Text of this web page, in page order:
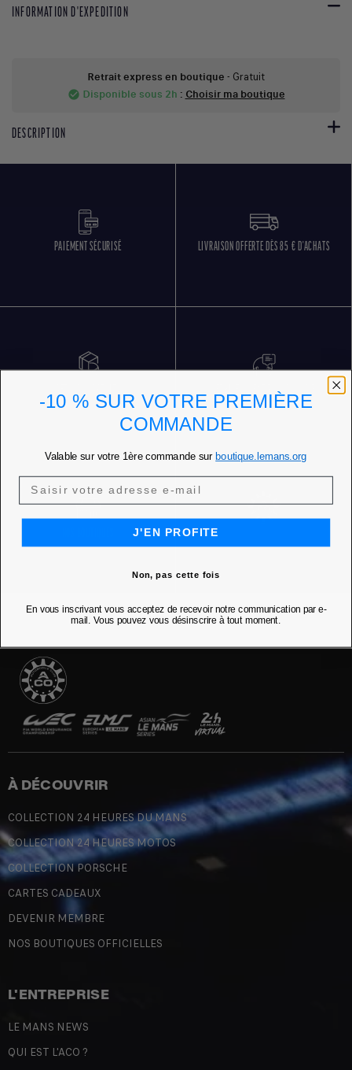
INFORMATION D'EXPEDITION
Retrait express en boutique - Gratuit
check_circle Disponible sous 2h : Choisir ma boutique
DESCRIPTION
PAIEMENT SÉCURISÉ LIVRAISON OFFERTE DÈS 85 € D'ACHATS
SERVICE CLIENT 5 JOURS SUR 7
À DÉCOUVRIR
COLLECTION 24 HEURES DU MANS
COLLECTION 24 HEURES MOTOS
COLLECTION PORSCHE
CARTES CADEAUX
DEVENIR MEMBRE
NOS BOUTIQUES OFFICIELLES
L'ENTREPRISE
LE MANS NEWS
QUI EST L'ACO ?
-10 % SUR VOTRE PREMIÈRE
COMMANDE
Valable sur votre 1ère commande sur boutique.lemans.org
J'EN PROFITE
Non, pas cette fois
En vous inscrivant vous acceptez de recevoir notre communication par e-
mail. Vous pouvez vous désinscrire à tout moment.